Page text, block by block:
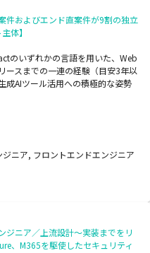
件およびエンド直案件が9割の独立
体】
のいずれかの言語を用いた、Web
ースまでの一連の経験（目安3年以
成AIツール活用への積極的な姿勢
ニア, フロントエンドエンジニア
ジニア／上流設計～実装までをリ
、M365を駆使したセキュリティ